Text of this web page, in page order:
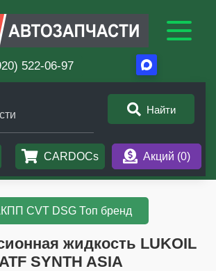
522-06-97
Найти
CARDOCs Акций (0)
CVT DSG Топ бренд
жидкость LUKOIL
ATF SYNTH ASIA